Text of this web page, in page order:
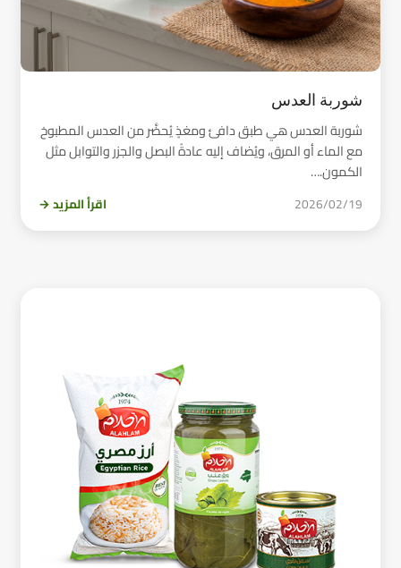
شوربة العدس
شوربة العدس هي طبق دافئ ومغذٍ يُحضَّر من العدس المطبوخ
مع الماء أو المرق، ويُضاف إليه عادةً البصل والجزر والتوابل مثل
الكمون.…
2026/02/19 اقرأ المزيد →